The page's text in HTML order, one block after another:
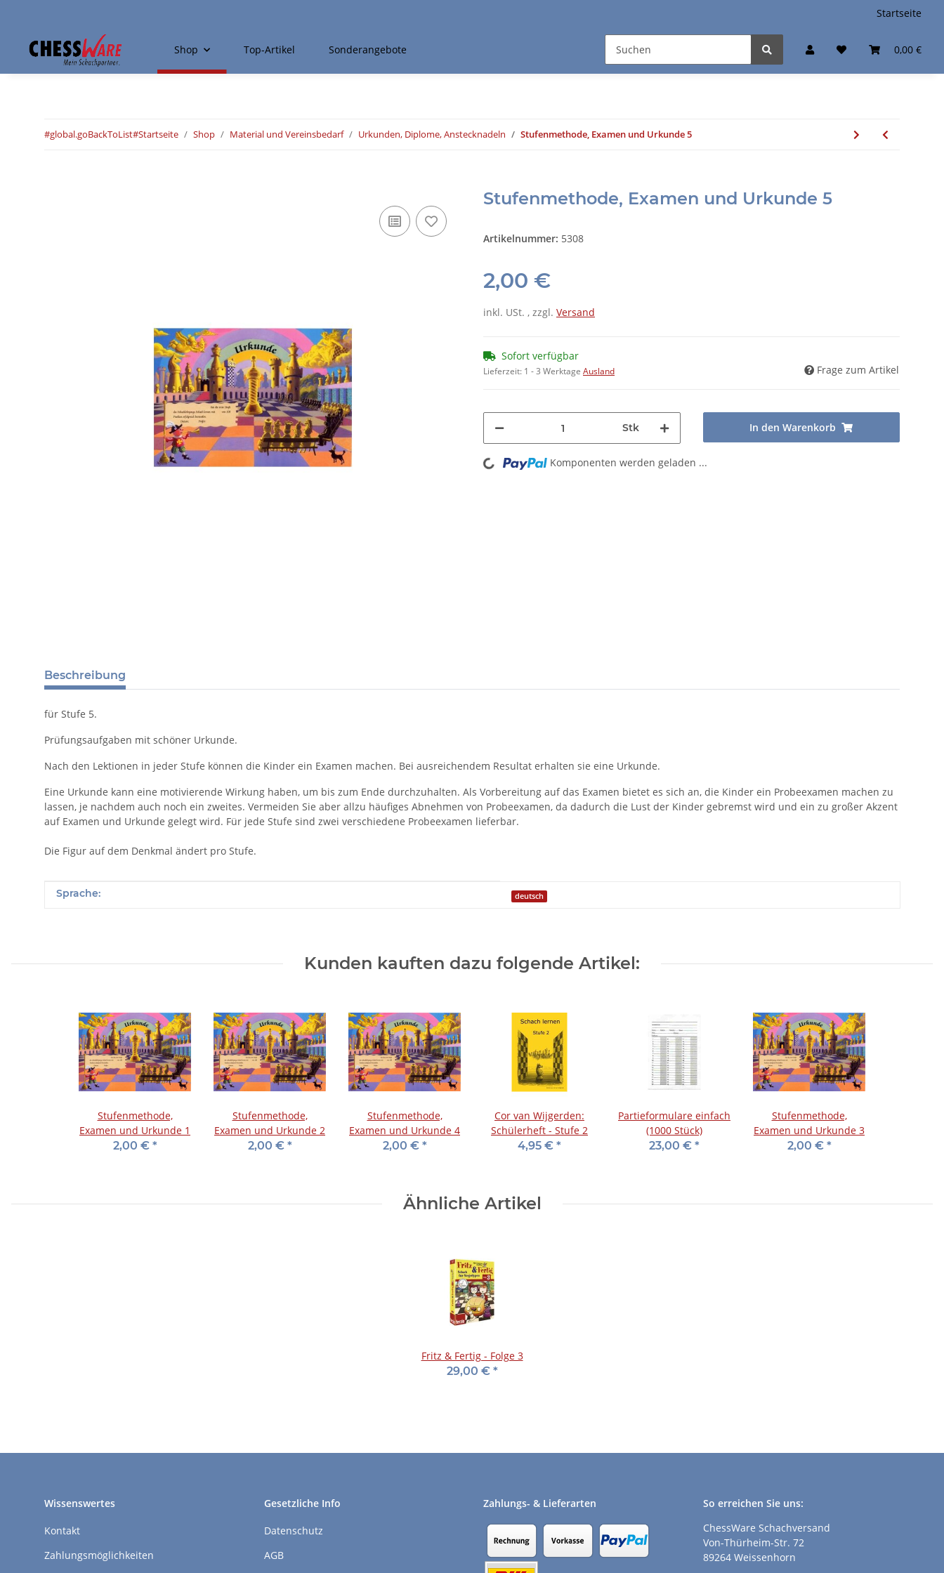
Startseite
0,00 €
Shop Top-Artikel Sonderangebote
#global.goBackToList#Startseite Shop Material und Vereinsbedarf Urkunden, Diplome, Anstecknadeln Stufenmethode, Examen und Urkunde 5
Stufenmethode, Examen und Urkunde 5
Artikelnummer: 5308
2,00 €
inkl. USt. , zzgl. Versand
Sofort verfügbar
Lieferzeit: 1 - 3 Werktage Ausland Frage zum Artikel
Stk In den Warenkorb
Loading... Komponenten werden geladen ...
Beschreibung
für Stufe 5.
Prüfungsaufgaben mit schöner Urkunde.
Nach den Lektionen in jeder Stufe können die Kinder ein Examen machen. Bei ausreichendem Resultat erhalten sie eine Urkunde.
Eine Urkunde kann eine motivierende Wirkung haben, um bis zum Ende durchzuhalten. Als Vorbereitung auf das Examen bietet es sich an, die Kinder ein Probeexamen machen zu
lassen, je nachdem auch noch ein zweites. Vermeiden Sie aber allzu häufiges Abnehmen von Probeexamen, da dadurch die Lust der Kinder gebremst wird und ein zu großer Akzent
auf Examen und Urkunde gelegt wird. Für jede Stufe sind zwei verschiedene Probeexamen lieferbar.
Die Figur auf dem Denkmal ändert pro Stufe.
Produkteigenschaft
Wert
Sprache: deutsch
Kunden kauften dazu folgende Artikel:
Stufenmethode,
Examen und Urkunde 1
2,00 € *
Stufenmethode,
Examen und Urkunde 2
2,00 € *
Stufenmethode,
Examen und Urkunde 4
2,00 € *
Cor van Wijgerden:
Schülerheft - Stufe 2
4,95 € *
Partieformulare einfach
(1000 Stück)
23,00 € *
Stufenmethode,
Examen und Urkunde 3
2,00 € *
Ähnliche Artikel
Fritz & Fertig - Folge 3
29,00 € *
Wissenswertes
Kontakt
Zahlungsmöglichkeiten
Gesetzliche Info
Datenschutz
AGB
Zahlungs- & Lieferarten
So erreichen Sie uns:
ChessWare Schachversand
Von-Thürheim-Str. 72
89264 Weissenhorn